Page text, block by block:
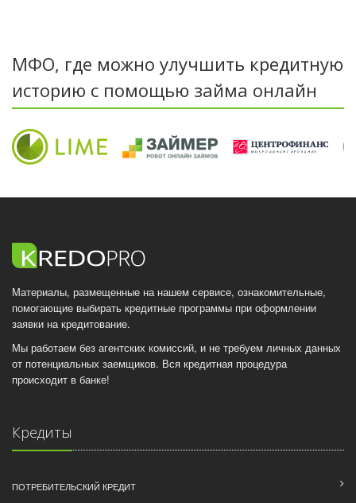
МФО, где можно улучшить кредитную
историю с помощью займа онлайн
Материалы, размещенные на нашем сервисе, ознакомительные,
помогающие выбирать кредитные программы при оформлении
заявки на кредитование.
Мы работаем без агентских комиссий, и не требуем личных данных
от потенциальных заемщиков. Вся кредитная процедура
происходит в банке!
Кредиты
ПОТРЕБИТЕЛЬСКИЙ КРЕДИТ